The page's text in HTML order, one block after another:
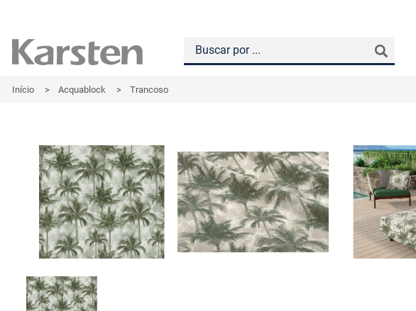
Início > Acquablock > Trancoso